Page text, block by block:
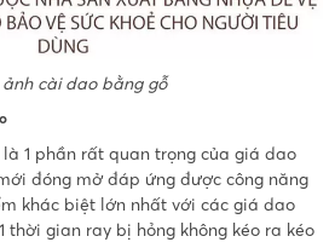
ảnh cài dao bằng gỗ
1 phần rất quan trọng của giá dao
đóng mở đáp ứng được công năng
khác biệt lớn nhất với các giá dao
thời gian ray bị hỏng không kéo ra kéo